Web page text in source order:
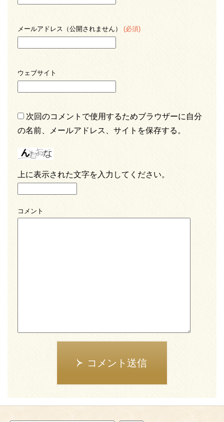
メールアドレス（公開されません） (必須)
ウェブサイト
次回のコメントで使用するためブラウザーに自分
の名前、メールアドレス、サイトを保存する。
上に表示された文字を入力してください。
コメント
コメント送信